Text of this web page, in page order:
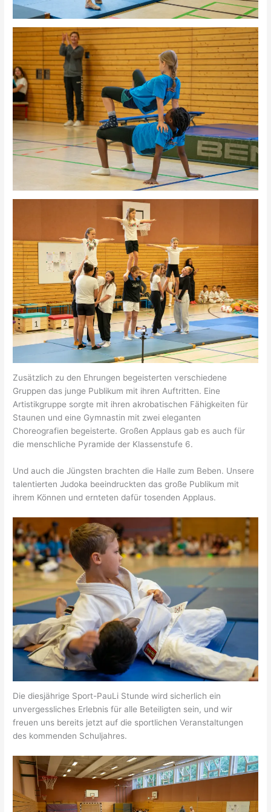
Zusätzlich zu den Ehrungen begeisterten verschiedene
Gruppen das junge Publikum mit ihren Auftritten. Eine
Artistikgruppe sorgte mit ihren akrobatischen Fähigkeiten für
Staunen und eine Gymnastin mit zwei eleganten
Choreografien begeisterte. Großen Applaus gab es auch für
die menschliche Pyramide der Klassenstufe 6.
Und auch die Jüngsten brachten die Halle zum Beben. Unsere
talentierten Judoka beeindruckten das große Publikum mit
ihrem Können und ernteten dafür tosenden Applaus.
Die diesjährige Sport-PauLi Stunde wird sicherlich ein
unvergessliches Erlebnis für alle Beteiligten sein, und wir
freuen uns bereits jetzt auf die sportlichen Veranstaltungen
des kommenden Schuljahres.